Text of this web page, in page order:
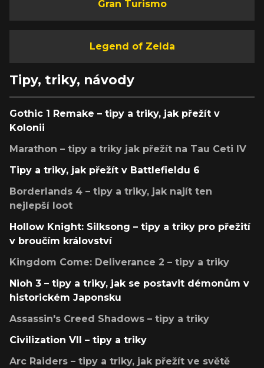
Gran Turismo
Legend of Zelda
Tipy, triky, návody
Gothic 1 Remake – tipy a triky, jak přežít v
Kolonii
Marathon – tipy a triky jak přežít na Tau Ceti IV
Tipy a triky, jak přežít v Battlefieldu 6
Borderlands 4 – tipy a triky, jak najít ten
nejlepší loot
Hollow Knight: Silksong – tipy a triky pro přežití
v broučím království
Kingdom Come: Deliverance 2 – tipy a triky
Nioh 3 – tipy a triky, jak se postavit démonům v
historickém Japonsku
Assassin's Creed Shadows – tipy a triky
Civilization VII – tipy a triky
Arc Raiders – tipy a triky, jak přežít ve světě